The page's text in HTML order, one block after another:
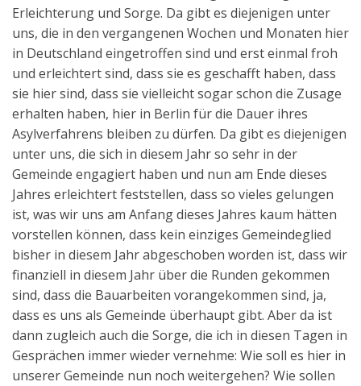
Erleichterung und Sorge. Da gibt es diejenigen unter
uns, die in den vergangenen Wochen und Monaten hier
in Deutschland eingetroffen sind und erst einmal froh
und erleichtert sind, dass sie es geschafft haben, dass
sie hier sind, dass sie vielleicht sogar schon die Zusage
erhalten haben, hier in Berlin für die Dauer ihres
Asylverfahrens bleiben zu dürfen. Da gibt es diejenigen
unter uns, die sich in diesem Jahr so sehr in der
Gemeinde engagiert haben und nun am Ende dieses
Jahres erleichtert feststellen, dass so vieles gelungen
ist, was wir uns am Anfang dieses Jahres kaum hätten
vorstellen können, dass kein einziges Gemeindeglied
bisher in diesem Jahr abgeschoben worden ist, dass wir
finanziell in diesem Jahr über die Runden gekommen
sind, dass die Bauarbeiten vorangekommen sind, ja,
dass es uns als Gemeinde überhaupt gibt. Aber da ist
dann zugleich auch die Sorge, die ich in diesen Tagen in
Gesprächen immer wieder vernehme: Wie soll es hier in
unserer Gemeinde nun noch weitergehen? Wie sollen